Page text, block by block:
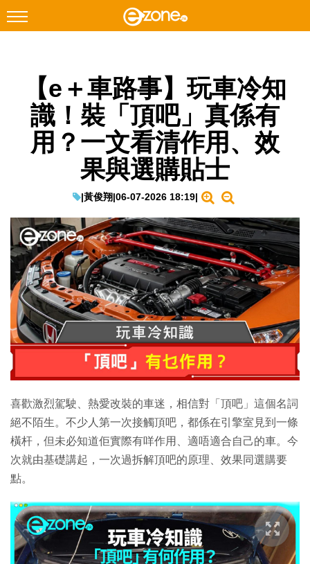
Facebook Instagram
科技焦點
網絡生活
EduTech
IT Times
生成式AI與雲端應用
Enterprise Digital Transformation
特集
【e＋車路事】玩車冷知
識！裝「頂吧」真係有
用？一文看清作用、效
果與選購貼士
|黃俊翔|06-07-2026 18:19|
喜歡激烈駕駛、熱愛改裝的車迷，相信對「頂吧」這個名詞
絕不陌生。不少人第一次接觸頂吧，都係在引擎室見到一條
橫杆，但未必知道佢實際有咩作用、適唔適合自己的車。今
次就由基礎講起，一次過拆解頂吧的原理、效果同選購要
點。